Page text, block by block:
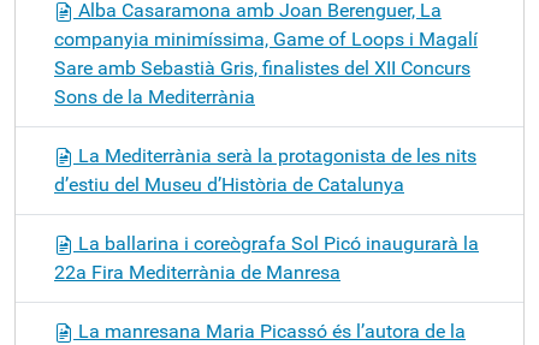
Alba Casaramona amb Joan Berenguer, La
companyia minimíssima, Game of Loops i Magalí
Sare amb Sebastià Gris, finalistes del XII Concurs
Sons de la Mediterrània
La Mediterrània serà la protagonista de les nits
d’estiu del Museu d’Història de Catalunya
La ballarina i coreògrafa Sol Picó inaugurarà la
22a Fira Mediterrània de Manresa
La manresana Maria Picassó és l’autora de la